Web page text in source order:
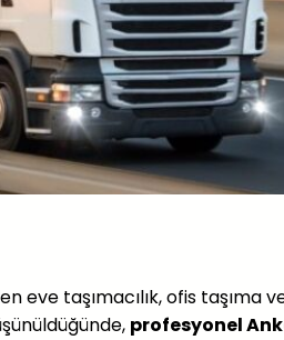
eve taşımacılık, ofis taşıma
profesyonel